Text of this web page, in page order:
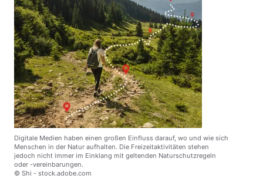
Digitale Medien haben einen großen Einfluss darauf, wo und wie sich
Menschen in der Natur aufhalten. Die Freizeitaktivitäten stehen
jedoch nicht immer im Einklang mit geltenden Naturschutzregeln
oder -vereinbarungen.
© Shi - stock.adobe.com